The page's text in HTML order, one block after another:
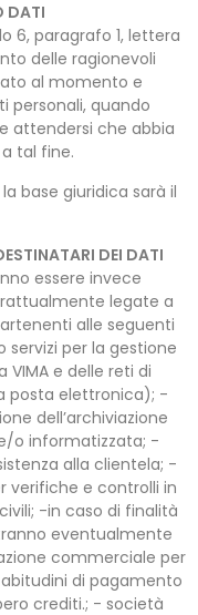
DATI
6, paragrafo 1, lettera
delle ragionevoli
al momento e
personali, quando
attendersi che abbia
tal fine.
base giuridica sarà il
DEI DATI
essere invece
legate a
alle seguenti
per la gestione
e delle reti di
posta elettronica); -
dell’archiviazione
o informatizzata; -
alla clientela; -
verifiche e controlli in
-in caso di finalità
eventualmente
commerciale per
di pagamento
crediti.; - società